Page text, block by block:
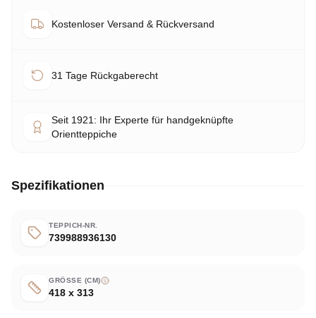
Kostenloser Versand & Rückversand
31 Tage Rückgaberecht
Seit 1921: Ihr Experte für handgeknüpfte
Orientteppiche
Spezifikationen
TEPPICH-NR.
739988936130
GRÖSSE (CM)
418 x 313